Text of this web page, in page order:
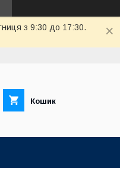
з 9:30 до 17:30.
Кошик